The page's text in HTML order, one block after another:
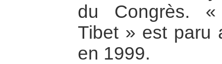
du Congrès.
Tibet » est paru
en 1999.